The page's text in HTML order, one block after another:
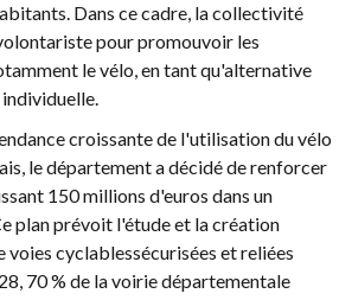
Dans ce cadre, la collectivité
pour promouvoir les
le vélo, en tant qu'alternative
croissante de l'utilisation du vélo
le département a décidé de renforcer
150 millions d'euros dans un
plan prévoit l'étude et la création
voies cyclablessécurisées et reliées
70 % de la voirie départementale